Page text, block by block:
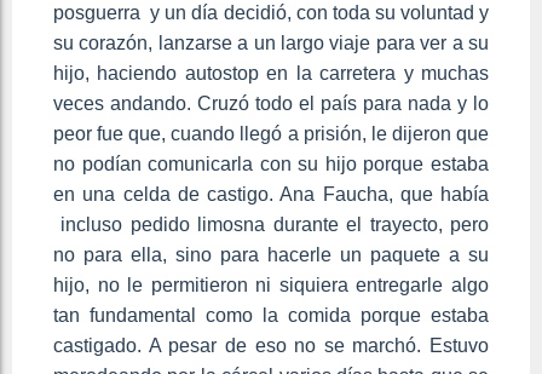
posguerra y un día decidió, con toda su voluntad y
su corazón, lanzarse a un largo viaje para ver a su
hijo, haciendo autostop en la carretera y muchas
veces andando. Cruzó todo el país para nada y lo
peor fue que, cuando llegó a prisión, le dijeron que
no podían comunicarla con su hijo porque estaba
en una celda de castigo. Ana Faucha, que había
incluso pedido limosna durante el trayecto, pero
no para ella, sino para hacerle un paquete a su
hijo, no le permitieron ni siquiera entregarle algo
tan fundamental como la comida porque estaba
castigado. A pesar de eso no se marchó. Estuvo